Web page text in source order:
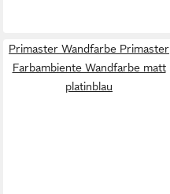
Primaster Wandfarbe Primaster
Farbambiente Wandfarbe matt
platinblau